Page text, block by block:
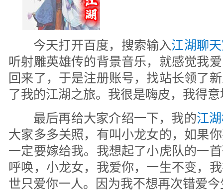
今天打开百度，搜索输入江湖聊
听射雕英雄传的背景音乐，就感觉我
回来了，于是注册账号，找站长领了
了我的江湖之旅。我很是嗨皮，我得
最后再给大家介绍一下，我的江
大家多多关照，有叫小龙女的，如果
一定要嫁给我。我想起了小虎队的一
呼唤，小龙女，我爱你，一生不变，
世只爱你一人。因为我不想再次错爱